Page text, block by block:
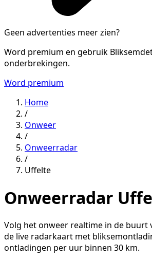
Geen advertenties meer zien?
Word premium en gebruik
onderbrekingen.
Word premium
Home
/
Onweer
/
Onweerradar
/
Uffelte
Onweerradar
Volg het onweer realtime in de buurt
de live radarkaart met
ontladingen per uur binnen 30 km.